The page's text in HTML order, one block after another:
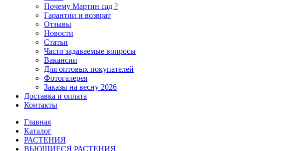
Почему Мартин сад ?
Гарантии и возврат
Отзывы
Новости
Статьи
Часто задаваемые вопросы
Вакансии
Для оптовых покупателей
Фотогалерея
Заказы на весну 2026
Доставка и оплата
Контакты
Главная
Каталог
РАСТЕНИЯ
ВЬЮЩИЕСЯ РАСТЕНИЯ